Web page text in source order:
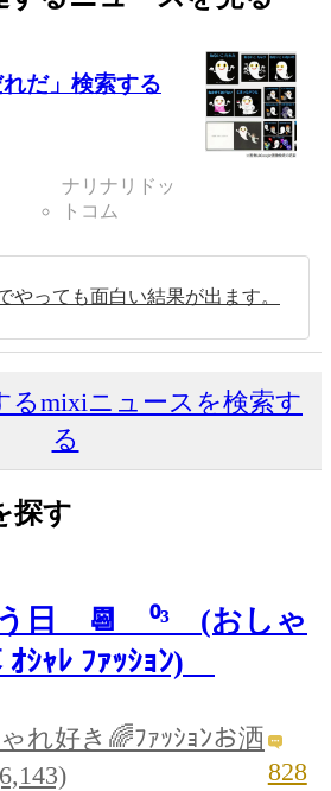
れだ」検索する
ナリナリドッ
トコム
っても面白い結果が出ます。
るmixiニュースを検索す
る
探す
う日 📆 ⁰³ (おしゃ
ｼｬﾚ ﾌｧｯｼｮﾝ)
れ好き🌈ﾌｧｯｼｮﾝお洒
828